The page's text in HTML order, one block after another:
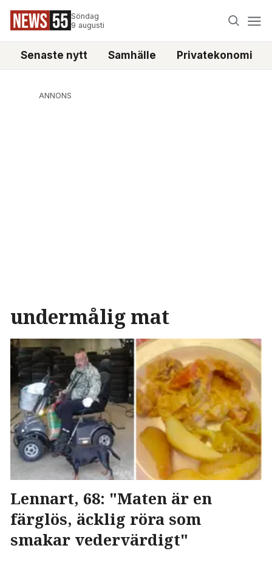
Söndag
9 augusti
Senaste nytt Samhälle Privatekonomi
ANNONS
undermålig mat
Lennart, 68: "Maten är en
färglös, äcklig röra som
smakar vedervärdigt"